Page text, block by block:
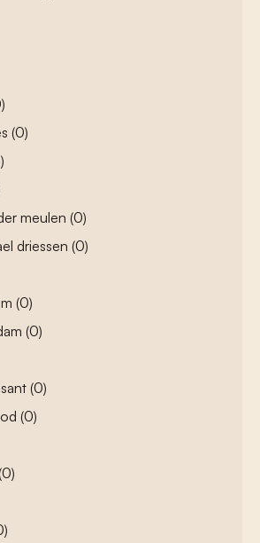
(0)
meulen (0)
driessen (0)
(0)
(0)
(0)
(0)